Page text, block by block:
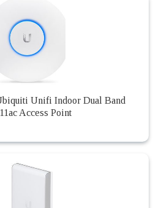
Unifi Indoor Dual Band
Access Point